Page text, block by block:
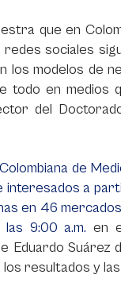
que en
sociales
los modelos de
todo en medios
del
de
interesados a
en 46
9:00 a.m. en
Eduardo
los resultados y